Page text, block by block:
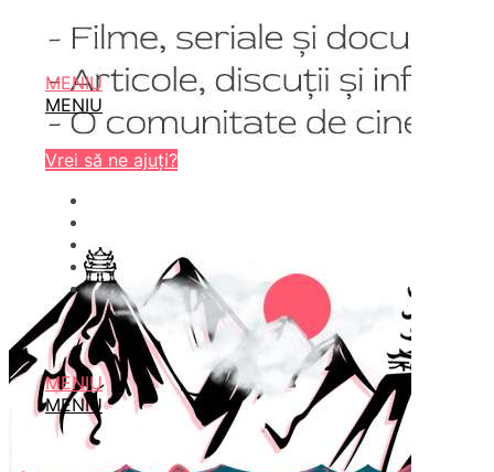
MENIU
MENIU
Vrei să ne ajuți?
MENIU
MENIU